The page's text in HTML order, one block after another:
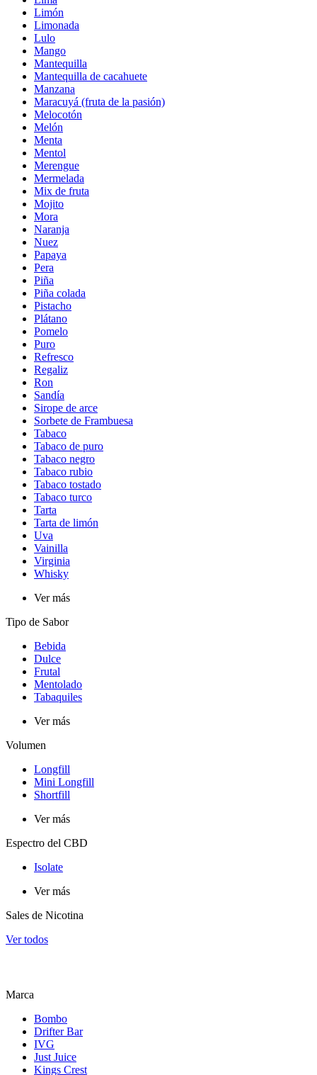
Limón
Limonada
Lulo
Mango
Mantequilla
Mantequilla de cacahuete
Manzana
Maracuyá (fruta de la pasión)
Melocotón
Melón
Menta
Mentol
Merengue
Mermelada
Mix de fruta
Mojito
Mora
Naranja
Nuez
Papaya
Pera
Piña
Piña colada
Pistacho
Plátano
Pomelo
Puro
Refresco
Regaliz
Ron
Sandía
Sirope de arce
Sorbete de Frambuesa
Tabaco
Tabaco de puro
Tabaco negro
Tabaco rubio
Tabaco tostado
Tabaco turco
Tarta
Tarta de limón
Uva
Vainilla
Virginia
Whisky
Ver más
Tipo de Sabor​
Bebida
Dulce
Frutal
Mentolado
Tabaquiles
Ver más
Volumen
Longfill
Mini Longfill
Shortfill
Ver más
Espectro del CBD
Isolate
Ver más
Sales de Nicotina
Ver todos
Marca
Bombo
Drifter Bar
IVG
Just Juice
Kings Crest